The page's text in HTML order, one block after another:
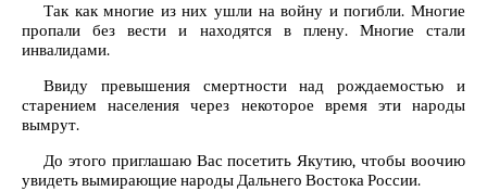
Так как многие из них ушли на войну и погибли. Многие
пропали без вести и находятся в плену. Многие стали
инвалидами.
Ввиду превышения смертности над рождаемостью и
старением населения через некоторое время эти народы
вымрут.
До этого приглашаю Вас посетить Якутию, чтобы воочию
увидеть вымирающие народы Дальнего Востока России.